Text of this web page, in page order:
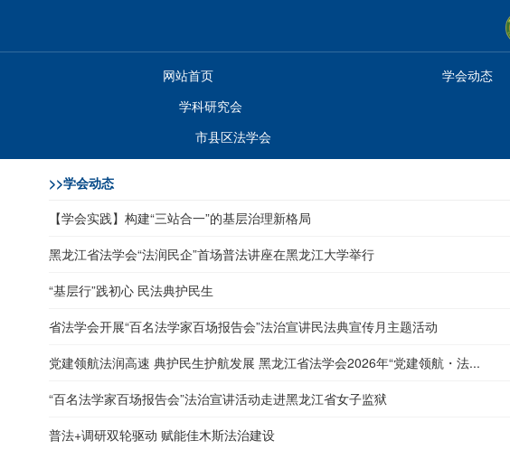
网站首页 学会动态
学科研究会
市县区法学会
>>学会动态
【学会实践】构建“三站合一”的基层治理新格局
黑龙江省法学会“法润民企”首场普法讲座在黑龙江大学举行
“基层行”践初心 民法典护民生
省法学会开展“百名法学家百场报告会”法治宣讲民法典宣传月主题活动
党建领航法润高速 典护民生护航发展 黑龙江省法学会2026年“党建领航・法...
“百名法学家百场报告会”法治宣讲活动走进黑龙江省女子监狱
普法+调研双轮驱动 赋能佳木斯法治建设